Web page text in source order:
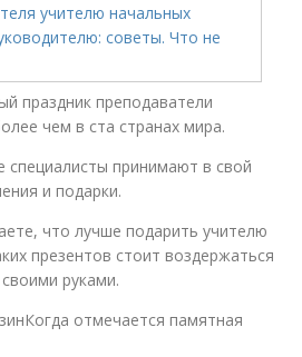
праздник преподаватели
чем в ста странах мира.
специалисты принимают в свой
и подарки.
что лучше подарить учителю
презентов стоит воздержаться
руками.
отмечается памятная